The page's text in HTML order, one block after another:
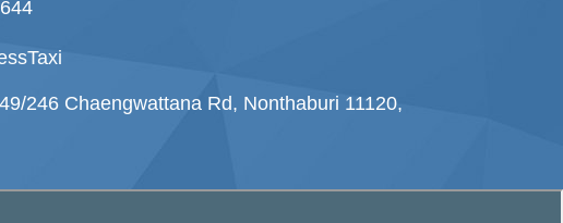
246 Chaengwattana Rd, Nonthaburi 11120,